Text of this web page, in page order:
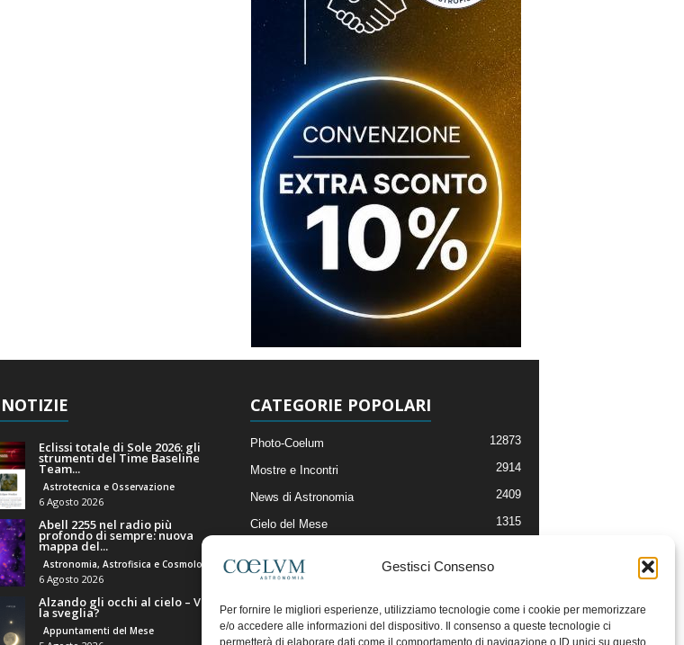
Gestisci Consenso
Per fornire le migliori esperienze, utilizziamo tecnologie come i cookie per memorizzare
e/o accedere alle informazioni del dispositivo. Il consenso a queste tecnologie ci
permetterà di elaborare dati come il comportamento di navigazione o ID unici su questo
Eclissi totale di Sole 2026: gli
strumenti del Time Baseline
Team...
Astrotecnica e Osservazione
6 Agosto 2026
Abell 2255 nel radio più
profondo di sempre: nuova
mappa del...
Astronomia, Astrofisica e Cosmologia
6 Agosto 2026
Alzando gli occhi al cielo – Vale
la sveglia?
Appuntamenti del Mese
CATEGORIE POPOLARI
Photo-Coelum 12873
Mostre e Incontri 2914
News di Astronomia 2409
Cielo del Mese 1315
Articoli e Risorse On-Line
Il Blog della Redazione